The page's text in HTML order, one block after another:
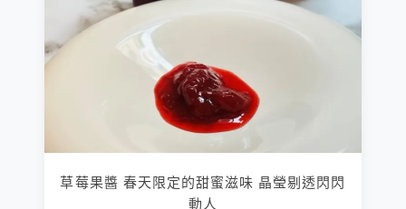
草莓果醬 春天限定的甜蜜滋味 晶瑩剔透閃閃
動人